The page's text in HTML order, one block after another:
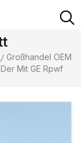
/ Großhandel OEM
Mit GE Rpwf